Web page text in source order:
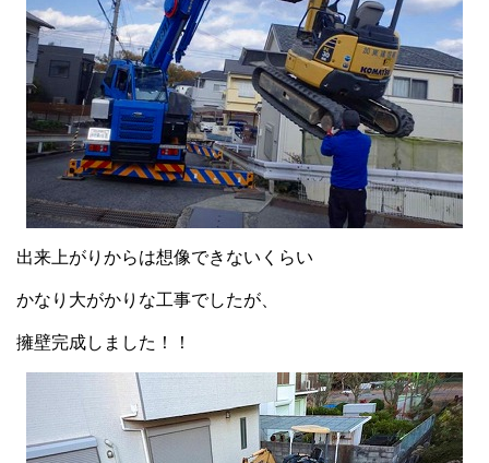
出来上がりからは想像できないくらい
かなり大がかりな工事でしたが、
擁壁完成しました！！